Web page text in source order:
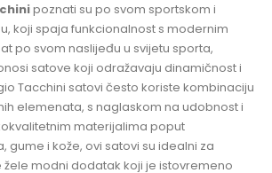
poznati su po svom sportskom i
koji spaja funkcionalnost s modernim
po svom naslijeđu u svijetu sporta,
satove koji odražavaju dinamičnost i
Tacchini satovi često koriste kombinaciju
elemenata, s naglaskom na udobnost i
materijalima poput
gume i kože, ovi satovi su idealni za
modni dodatak koji je istovremeno